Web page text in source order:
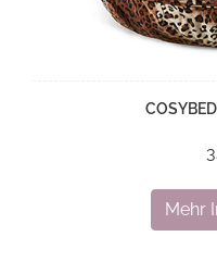
Mehr